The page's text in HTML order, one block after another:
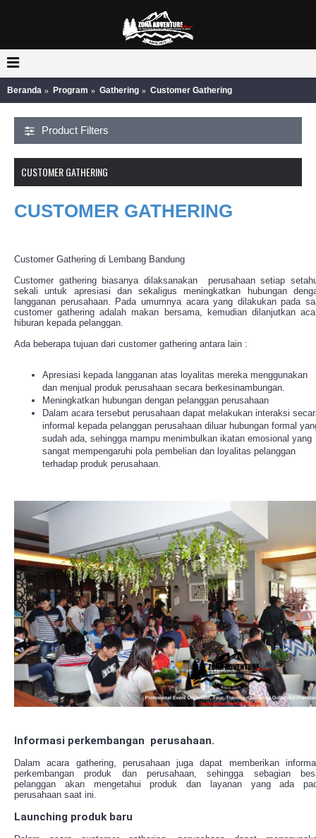
Beranda Program Gathering Customer Gathering
Product Filters
CUSTOMER GATHERING
CUSTOMER GATHERING
Customer Gathering di Lembang Bandung
Customer gathering biasanya dilaksanakan perusahaan setiap
sekali untuk apresiasi dan sekaligus meningkatkan hubungan
langganan perusahaan. Pada umumnya acara yang dilakukan pada
customer gathering adalah makan bersama, kemudian dilanjutkan
hiburan kepada pelanggan.
Ada beberapa tujuan dari customer gathering antara lain :
Apresiasi kepada langganan atas loyalitas mereka menggunakan
dan menjual produk perusahaan secara berkesinambungan.
Meningkatkan hubungan dengan pelanggan perusahaan
Dalam acara tersebut perusahaan dapat melakukan interaksi
informal kepada pelanggan perusahaan diluar hubungan formal
sudah ada, sehingga mampu menimbulkan ikatan emosional yang
sangat mempengaruhi pola pembelian dan loyalitas pelanggan
terhadap produk perusahaan.
Informasi perkembangan perusahaan.
Dalam acara gathering, perusahaan juga dapat memberikan
perkembangan produk dan perusahaan, sehingga sebagian
pelanggan akan mengetahui produk dan layanan yang ada
perusahaan saat ini.
Launching produk baru